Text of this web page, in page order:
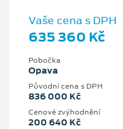
Vaše cena s DPH
635 360 Kč
Pobočka
Opava
Původní cena s DPH
836 000 Kč
Cenové zvýhodnění
200 640 Kč